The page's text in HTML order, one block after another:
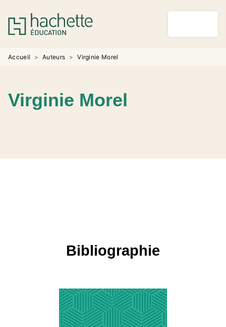
MENU RECHERCHE
PIED DE PAGE
Accueil > Auteurs > Virginie Morel
Virginie Morel
Bibliographie